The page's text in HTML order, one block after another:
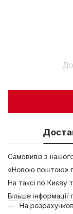
Самовивіз з
«Новою поштою»
На таксі по Києву
Більше
На